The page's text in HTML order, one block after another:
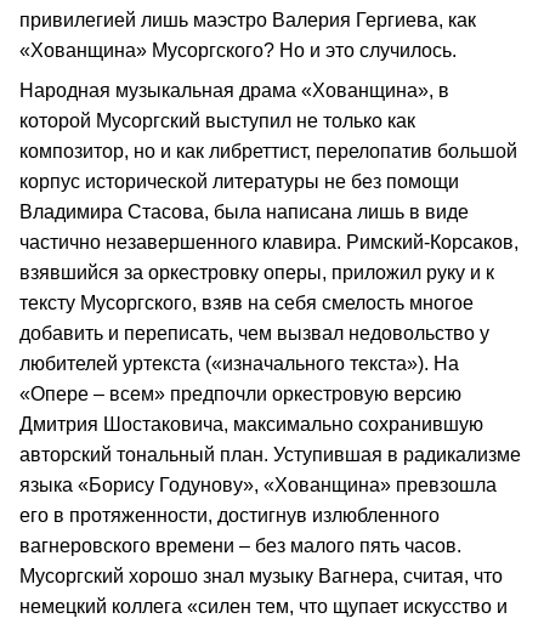
привилегией лишь маэстро Валерия Гергиева, как
«Хованщина» Мусоргского? Но и это случилось.
Народная музыкальная драма «Хованщина», в
которой Мусоргский выступил не только как
композитор, но и как либреттист, перелопатив большой
корпус исторической литературы не без помощи
Владимира Стасова, была написана лишь в виде
частично незавершенного клавира. Римский-Корсаков,
взявшийся за оркестровку оперы, приложил руку и к
тексту Мусоргского, взяв на себя смелость многое
добавить и переписать, чем вызвал недовольство у
любителей уртекста («изначального текста»). На
«Опере – всем» предпочли оркестровую версию
Дмитрия Шостаковича, максимально сохранившую
авторский тональный план. Уступившая в радикализме
языка «Борису Годунову», «Хованщина» превзошла
его в протяженности, достигнув излюбленного
вагнеровского времени – без малого пять часов.
Мусоргский хорошо знал музыку Вагнера, считая, что
немецкий коллега «силен тем, что щупает искусство и